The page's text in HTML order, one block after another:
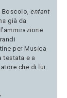
enfant
già da
per Musica
testata e a
che di lui